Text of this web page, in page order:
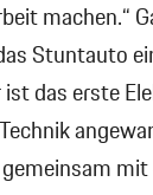
machen.“
Stuntauto
das erste